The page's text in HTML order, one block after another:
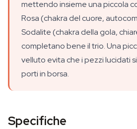
mettendo insieme una piccola
Rosa (chakra del cuore,
Sodalite (chakra della gola,
completano bene il trio. Una
velluto evita che i pezzi lucidati
porti in borsa.
Specifiche